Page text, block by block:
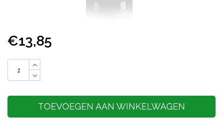
€13,85
TOEVOEGEN AAN WINKELWAGEN